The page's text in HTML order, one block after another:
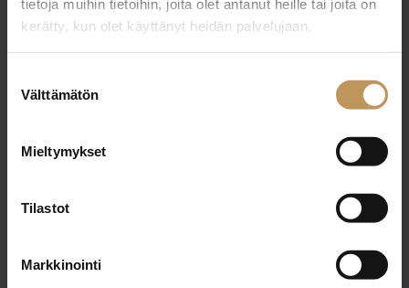
tietoja muihin tietoihin, joita olet antanut heille tai joita on
kerätty, kun olet käyttänyt heidän palvelujaan.
valinta
Välttämätön
Mieltymykset
Tilastot
Markkinointi
29.2.2024
Lue artikkeli